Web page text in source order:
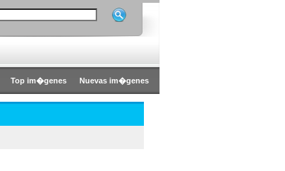
Top im�genes Nuevas im�genes